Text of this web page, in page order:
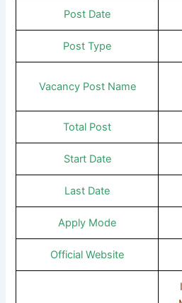
Post Date
Post Type
Vacancy Post Name
Total Post
Start Date
Last Date
Apply Mode
Official Website